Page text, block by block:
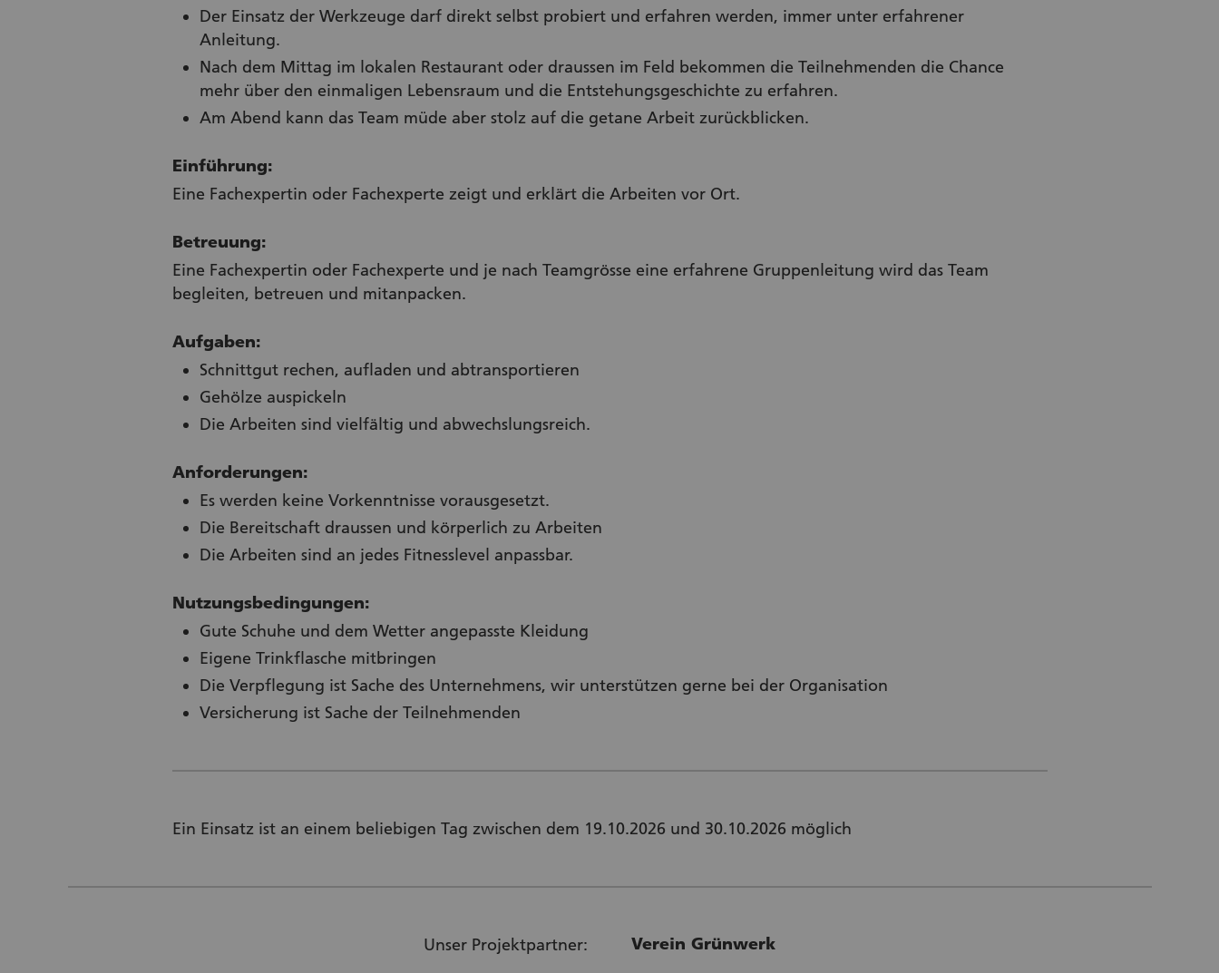
Der Einsatz der Werkzeuge darf direkt selbst probiert und erfahren werden, immer unter erfahrener
Anleitung.
Nach dem Mittag im lokalen Restaurant oder draussen im Feld bekommen die Teilnehmenden die Chance
mehr über den einmaligen Lebensraum und die Entstehungsgeschichte zu erfahren.
Am Abend kann das Team müde aber stolz auf die getane Arbeit zurückblicken.
Einführung:
Eine Fachexpertin oder Fachexperte zeigt und erklärt die Arbeiten vor Ort.
Betreuung:
Eine Fachexpertin oder Fachexperte und je nach Teamgrösse eine erfahrene Gruppenleitung wird das Team
begleiten, betreuen und mitanpacken.
Aufgaben:
Schnittgut rechen, aufladen und abtransportieren
Gehölze auspickeln
Die Arbeiten sind vielfältig und abwechslungsreich.
Anforderungen:
Es werden keine Vorkenntnisse vorausgesetzt.
Die Bereitschaft draussen und körperlich zu Arbeiten
Die Arbeiten sind an jedes Fitnesslevel anpassbar.
Nutzungsbedingungen:
Gute Schuhe und dem Wetter angepasste Kleidung
Eigene Trinkflasche mitbringen
Die Verpflegung ist Sache des Unternehmens, wir unterstützen gerne bei der Organisation
Versicherung ist Sache der Teilnehmenden
Ein Einsatz ist an einem beliebigen Tag zwischen dem 19.10.2026 und 30.10.2026 möglich
Unser Projektpartner: Verein Grünwerk